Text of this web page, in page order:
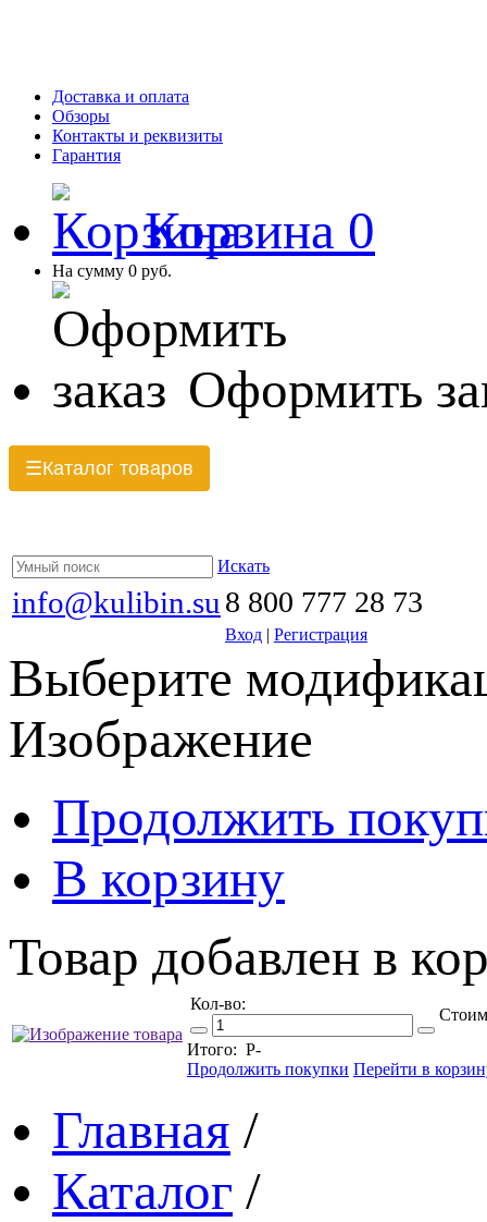
Доставка и оплата
Обзоры
Контакты и реквизиты
Гарантия
Корзина 0
На сумму 0 руб.
Оформить
☰Каталог товаров
Искать
info@kulibin.su 8 800 777 28 73
Вход | Регистрация
Выберите
Изображение
Продолжить
В корзину
Товар добавлен в
Кол-во:
Итого: Р-
Продолжить покупки Перейти в
Главная /
Каталог /